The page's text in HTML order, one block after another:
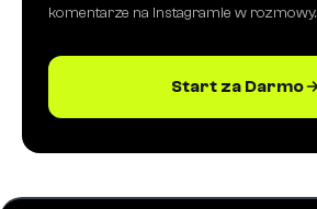
komentarze na Instagramie w rozmowy.
Start za Darmo